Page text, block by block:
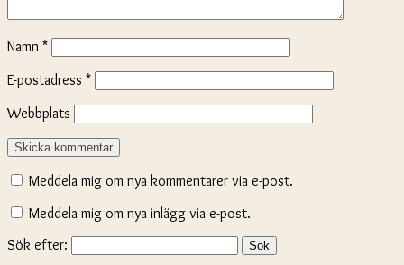
Namn *
E-postadress *
Webbplats
Meddela mig om nya kommentarer via e-post.
Meddela mig om nya inlägg via e-post.
Sök efter: